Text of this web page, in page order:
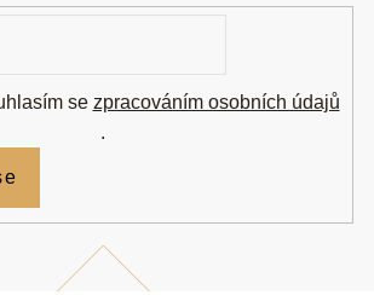
se zpracováním osobních údajů
.